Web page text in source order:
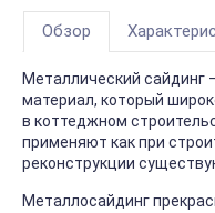
Обзор
Металлический
материал, который
в коттеджном
применяют как при
реконструкции
Металлосайдинг